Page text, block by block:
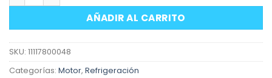
AÑADIR AL CARRITO
SKU: 11117800048
Categorías: Motor, Refrigeración